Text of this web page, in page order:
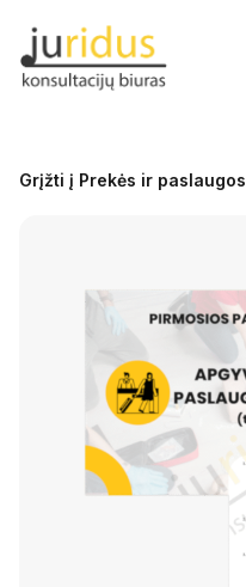
Grįžti į Prekės ir paslaugos